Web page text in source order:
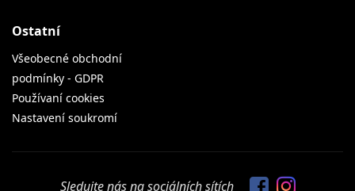
Ostatní
Všeobecné obchodní
podmínky - GDPR
Používaní cookies
Nastavení soukromí
Sledujte nás na sociálních sítích